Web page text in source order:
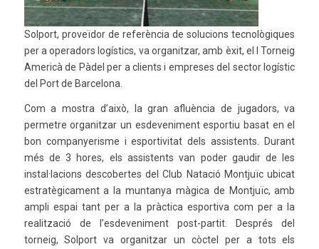
Solport, proveïdor de referència de solucions tecnològiques
per a operadors logístics, va organitzar, amb èxit, el I Torneig
Americà de Pàdel per a clients i empreses del sector logístic
del Port de Barcelona.
Com a mostra d’això, la gran afluència de jugadors, va
permetre organitzar un esdeveniment esportiu basat en el
bon companyerisme i esportivitat dels assistents. Durant
més de 3 hores, els assistents van poder gaudir de les
instal·lacions descobertes del Club Natació Montjuïc ubicat
estratègicament a la muntanya màgica de Montjuïc, amb
ampli espai tant per a la pràctica esportiva com per a la
realització de l’esdeveniment post-partit. Després del
torneig, Solport va organitzar un còctel per a tots els